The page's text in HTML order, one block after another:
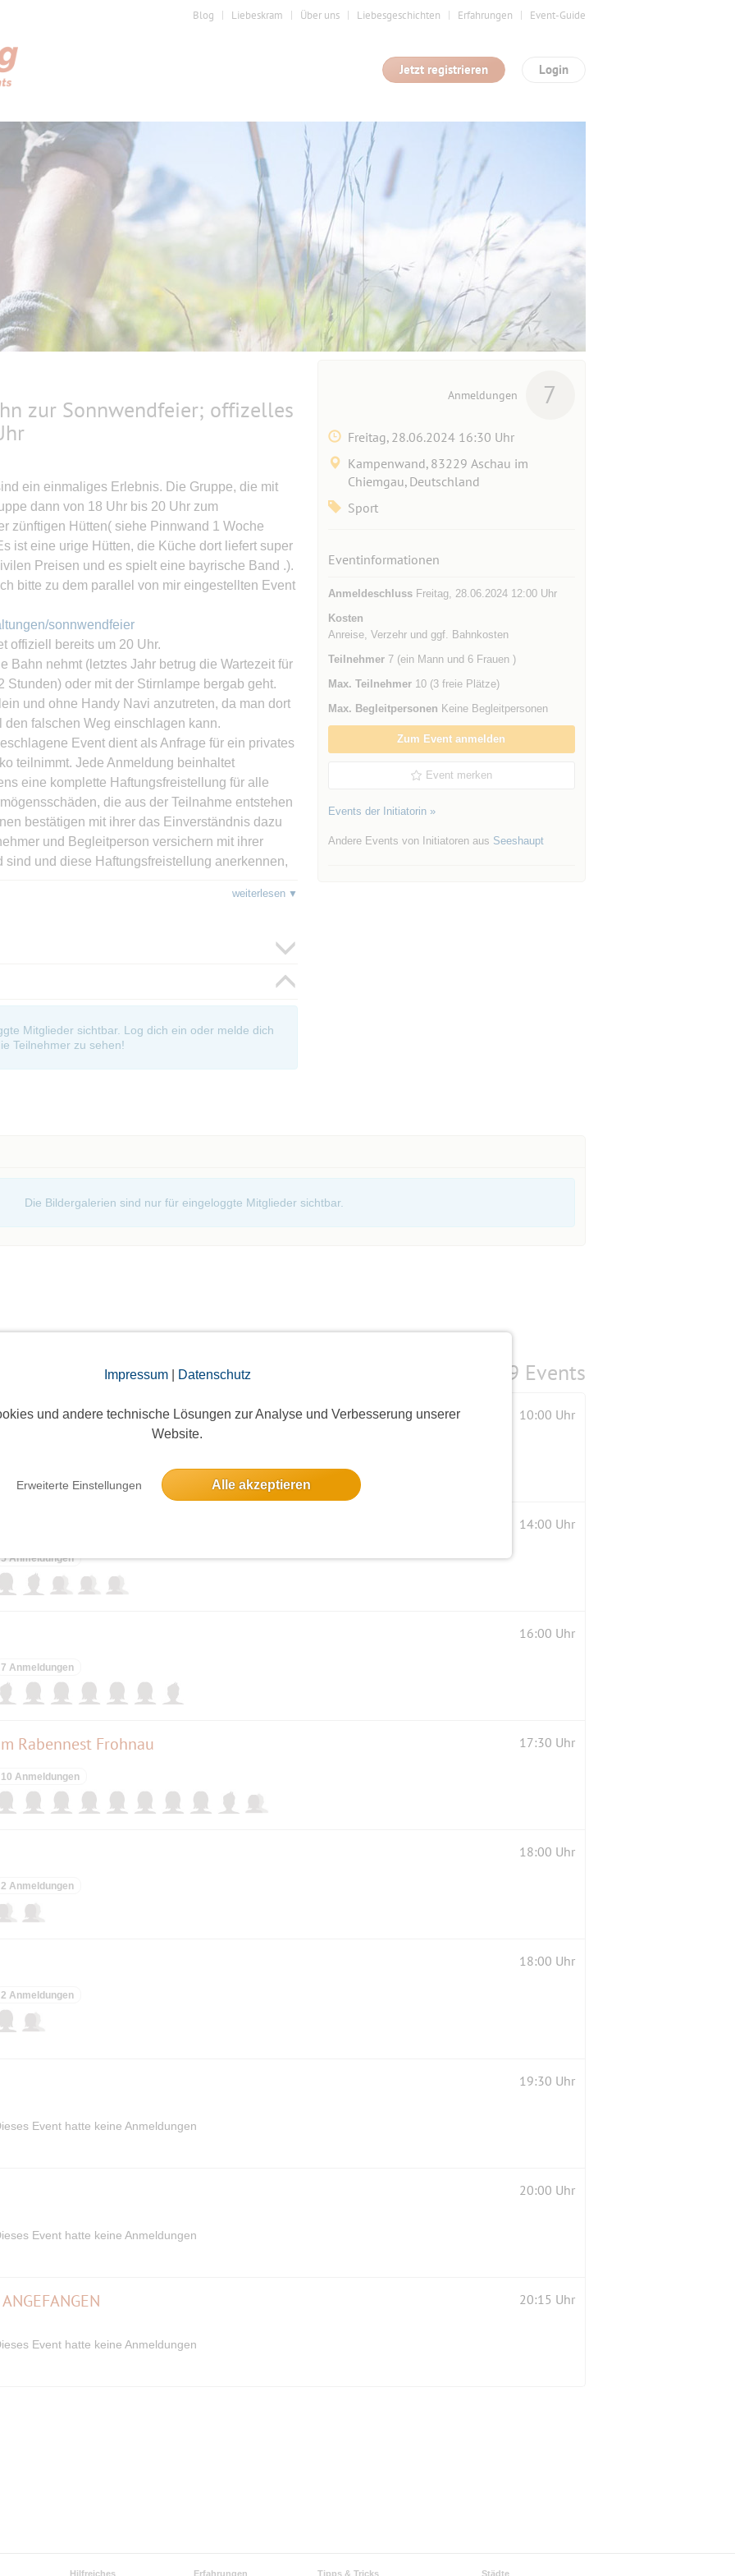
Impressum| Datenschutz
und andere technische Lösungen zur Analyse und Verbesserung unserer
Website.
Erweiterte Einstellungen Alle akzeptieren
Blog Liebeskram Über uns Liebesgeschichten Erfahrungen Event-Guide
Login
Jetzt registrieren
zur Sonnwendfeier; offizelles
ein einmaliges Erlebnis. Die Gruppe, die mit
dann von 18 Uhr bis 20 Uhr zum
zünftigen Hütten( siehe Pinnwand 1 Woche
ist eine urige Hütten, die Küche dort liefert super
Preisen und es spielt eine bayrische Band .).
bitte zu dem parallel von mir eingestellten Event
sonnwendfeier
offiziell bereits um 20 Uhr.
Bahn nehmt (letztes Jahr betrug die Wartezeit für
Stunden) oder mit der Stirnlampe bergab geht.
und ohne Handy Navi anzutreten, da man dort
falschen Weg einschlagen kann.
Event dient als Anfrage für ein privates
teilnimmt. Jede Anmeldung beinhaltet
eine komplette Haftungsfreistellung für alle
die aus der Teilnahme entstehen
bestätigen mit ihrer das Einverständnis dazu
und Begleitperson versichern mit ihrer
und diese Haftungsfreistellung anerkennen,
Gefahr und unter Berücksichtigung der
an auf sich allein gestellt.
weiterlesen
Mitglieder sichtbar. Log dich ein oder melde dich
Teilnehmer zu sehen!
Anmeldungen 7
Freitag, 28.06.2024 16:30 Uhr
Kampenwand, 83229 Aschau im
Chiemgau, Deutschland
Sport
Eventinformationen
AnmeldeschlussFreitag, 28.06.2024 12:00 Uhr
Kosten
Anreise, Verzehr und ggf. Bahnkosten
Teilnehmer7 (ein Mann und 6 Frauen )
Max. Teilnehmer10 (3 freie Plätze)
Max. Begleitpersonen Keine Begleitpersonen
Zum Event anmelden
Event merken
Events der Initiatorin »
Andere Events von Initiatoren aus Seeshaupt
Die Bildergalerien sind nur für eingeloggte Mitglieder sichtbar.
9 Events
- Rundfunk-Sinfonieorchester Berlin 10:00 Uhr
14:00 Uhr
5 Anmeldungen
16:00 Uhr
7 Anmeldungen
Rabennest Frohnau 17:30 Uhr
10 Anmeldungen
18:00 Uhr
2 Anmeldungen
18:00 Uhr
2 Anmeldungen
19:30 Uhr
Event hatte keine Anmeldungen
20:00 Uhr
Event hatte keine Anmeldungen
20:15 Uhr
Event hatte keine Anmeldungen
Hilfreiches Erfahrungen Tipps & Tricks Städte